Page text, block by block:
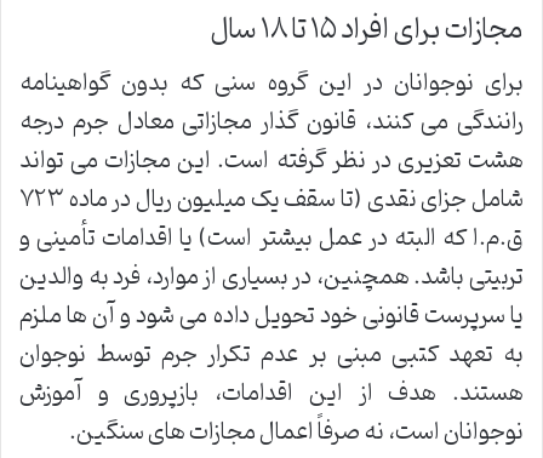
مجازات برای افراد ۱۵ تا ۱۸ سال
برای نوجوانان در این گروه سنی که بدون گواهینامه
رانندگی می کنند، قانون گذار مجازاتی معادل جرم درجه
هشت تعزیری در نظر گرفته است. این مجازات می تواند
شامل جزای نقدی (تا سقف یک میلیون ریال در ماده ۷۲۳
ق.م.ا که البته در عمل بیشتر است) یا اقدامات تأمینی و
تربیتی باشد. همچنین، در بسیاری از موارد، فرد به والدین
یا سرپرست قانونی خود تحویل داده می شود و آن ها ملزم
به تعهد کتبی مبنی بر عدم تکرار جرم توسط نوجوان
هستند. هدف از این اقدامات، بازپروری و آموزش
نوجوانان است، نه صرفاً اعمال مجازات های سنگین.